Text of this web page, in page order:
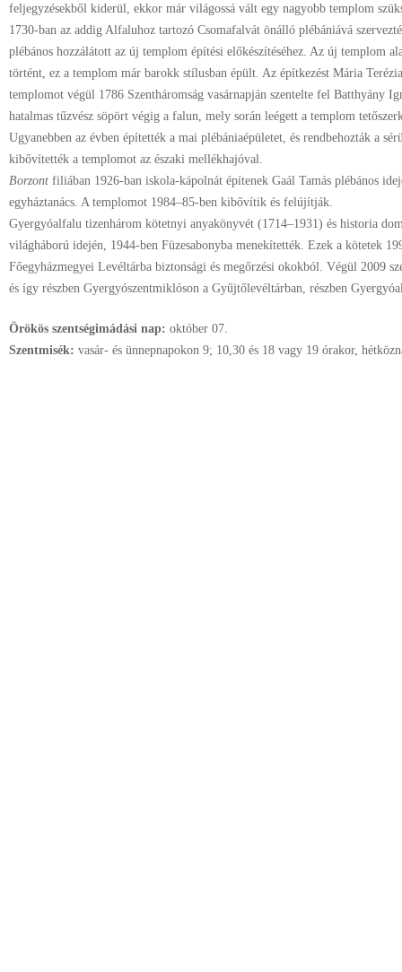
feljegyzésekből kiderül, ekkor már világossá vált egy nagyobb templom
1730-ban az addig Alfaluhoz tartozó Csomafalvát önálló plébániává
plébános hozzálátott az új templom építési előkészítéséhez. Az új templom
történt, ez a templom már barokk stílusban épült. Az építkezést Mária
templomot végül 1786 Szentháromság vasárnapján szentelte fel Batthyány
hatalmas tűzvész söpört végig a falun, mely során leégett a templom
Ugyanebben az évben építették a mai plébániaépületet, és rendbehozták a
kibővítették a templomot az északi mellékhajóval.
Borzont filiában 1926-ban iskola-kápolnát építenek Gaál Tamás plébános
egyháztanács. A templomot 1984–85-ben kibővítik és felújítják.
Gyergyóalfalu tizenhárom kötetnyi anyakönyvét (1714–1931) és historia
világháború idején, 1944-ben Füzesabonyba menekítették. Ezek a kötetek
Főegyházmegyei Levéltárba biztonsági és megőrzési okokból. Végül 2009
és így részben Gyergyószentmiklóson a Gyűjtőlevéltárban, részben
Örökös szentségimádási nap: október 07.
Szentmisék: vasár- és ünnepnapokon 9; 10,30 és 18 vagy 19 órakor,